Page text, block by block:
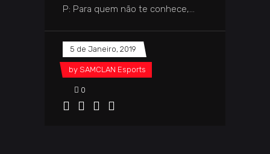
P: Para quem não te conhece,
5 de Janeiro, 2019
by SAMCLAN Esports
0